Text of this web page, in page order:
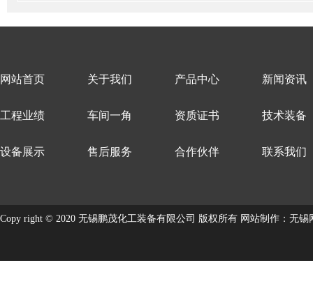
网站首页 关于我们 产品中心 新闻资讯
工程业绩 车间一角 资质证书 技术装备
设备展示 售后服务 合作伙伴 联系我们
Copy right © 2020 无锡鹏茂化工装备有限公司 版权所有 网站制作 ： 无锡